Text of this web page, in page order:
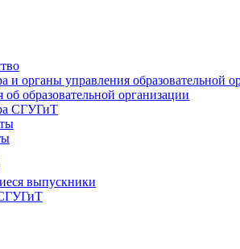
и органы управления образовательной
об образовательной организации
СГУГиТ
выпускники